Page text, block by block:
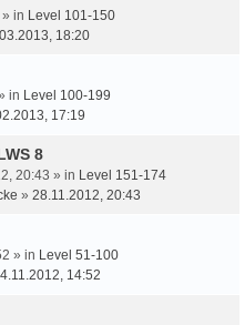
in Level 101-150
18:20
in Level 100-199
17:19
8
20:43 » in Level 151-174
» 28.11.2012, 20:43
» in Level 51-100
14:52